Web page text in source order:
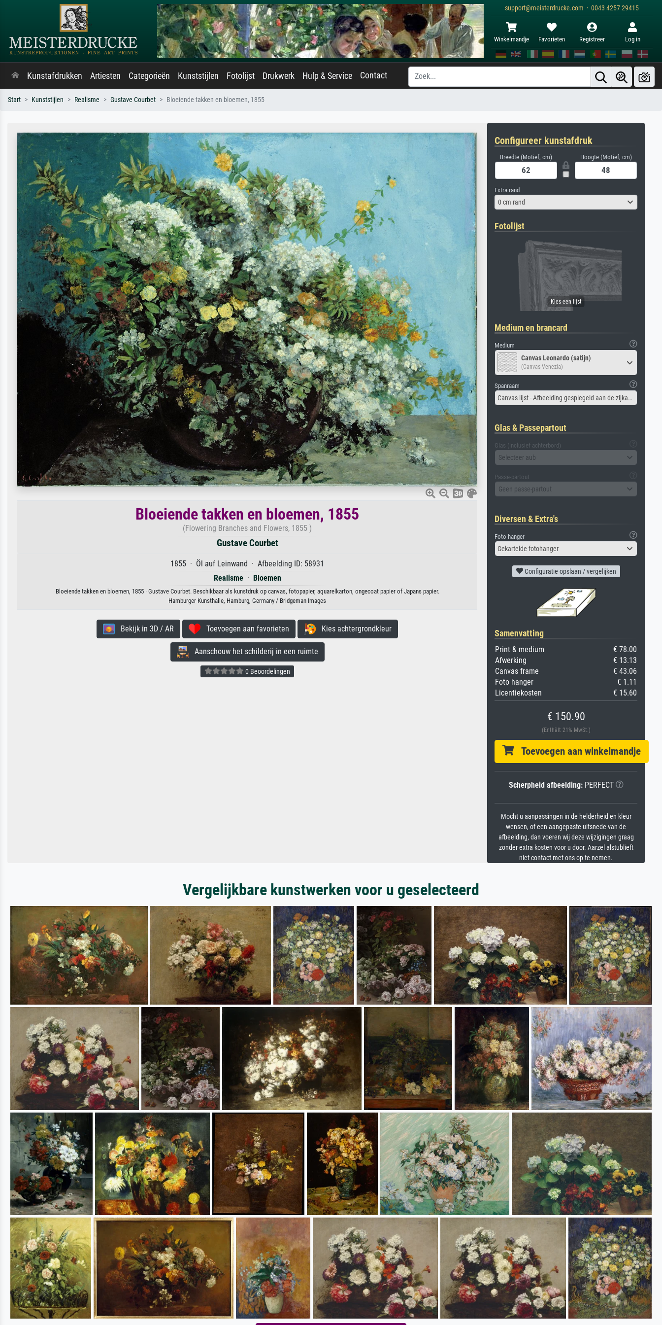
support@meisterdrucke.com · 0043 4257 29415
Winkelmandje Favorieten Registreer Log in
Kunstafdrukken Artiesten Categorieën Kunststijlen Fotolijst Drukwerk Hulp & Service Contact
Start Kunststijlen Realisme Gustave Courbet Bloeiende takken en bloemen, 1855
Bloeiende takken en bloemen, 1855
(Flowering Branches and Flowers, 1855 )
Gustave Courbet
1855 · Öl auf Leinwand · Afbeelding ID: 58931
Realisme· Bloemen
Bloeiende takken en bloemen, 1855 · Gustave Courbet. Beschikbaar als kunstdruk op canvas, fotopapier, aquarelkarton, ongecoat papier of Japans papier.
Hamburger Kunsthalle, Hamburg, Germany / Bridgeman Images
Bekijk in 3D / AR Toevoegen aan favorieten Kies achtergrondkleur
Aanschouw het schilderij in een ruimte
0 Beoordelingen
Configureer kunstafdruk
Breedte (Motief, cm) Hoogte (Motief, cm)
Extra rand
0 cm rand
Fotolijst
Medium en brancard
Medium
Canvas Leonardo (satijn)
(Canvas Venezia)
Spanraam
Canvas lijst - Afbeelding gespiegeld aan de zijkant
Glas & Passepartout
Glas (inclusief achterbord)
Selecteer aub
Passe-partout
Geen passe-partout
Diversen & Extra's
Foto hanger
Gekartelde fotohanger
Configuratie opslaan / vergelijken
Samenvatting
Print & medium
€ 78.00
Afwerking
€ 13.13
Canvas frame
€ 43.06
Foto hanger
€ 1.11
Licentiekosten
€ 15.60
€ 150.90
(Enthält 21% MwSt.)
Toevoegen aan winkelmandje
Scherpheid afbeelding:PERFECT
Mocht u aanpassingen in de helderheid en kleur
wensen, of een aangepaste uitsnede van de
afbeelding, dan voeren wij deze wijzigingen graag
zonder extra kosten voor u door. Aarzel alstublieft
niet contact met ons op te nemen.
Vergelijkbare kunstwerken voor u geselecteerd